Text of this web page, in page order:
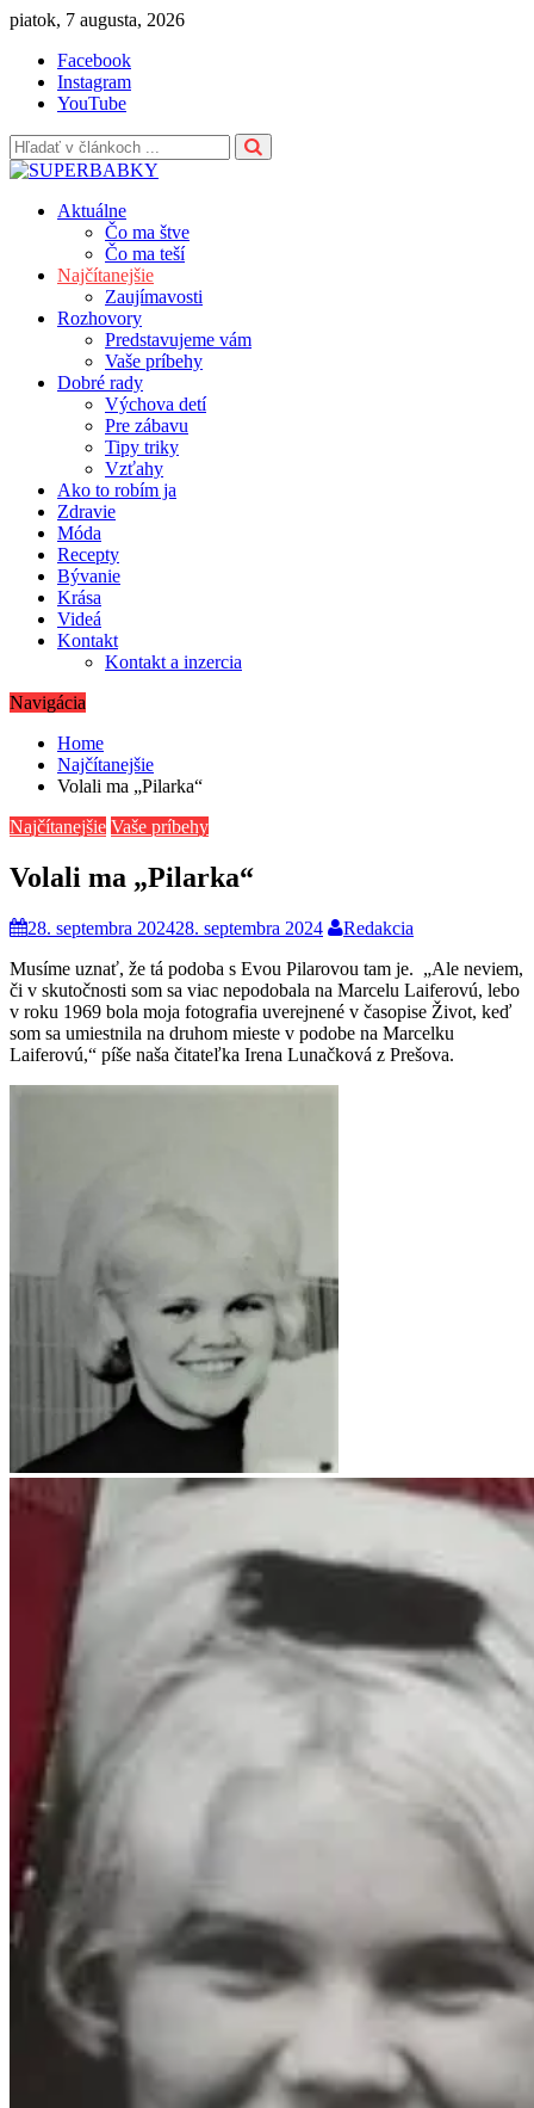
Skip
content
piatok, 7 augusta, 2026
Facebook
Instagram
YouTube
Aktuálne
Čo ma štve
Čo ma teší
Najčítanejšie
Zaujímavosti
Rozhovory
Predstavujeme vám
Vaše príbehy
Dobré rady
Výchova detí
Pre zábavu
Tipy triky
Vzťahy
Ako to robím ja
Zdravie
Móda
Recepty
Bývanie
Krása
Videá
Kontakt
Kontakt a inzercia
Navigácia
Home
Najčítanejšie
Volali ma „Pilarka“
Najčítanejšie Vaše príbehy
Volali ma „Pilarka“
28. septembra 202428. septembra 2024
Redakcia
Musíme uznať, že tá podoba s Evou Pilarovou tam je. „Ale neviem,
či v skutočnosti som sa viac nepodobala na Marcelu Laiferovú, lebo
v roku 1969 bola moja fotografia uverejnené v časopise Život, keď
som sa umiestnila na druhom mieste v podobe na Marcelku
Laiferovú,“ píše naša čitateľka Irena Lunačková z Prešova.